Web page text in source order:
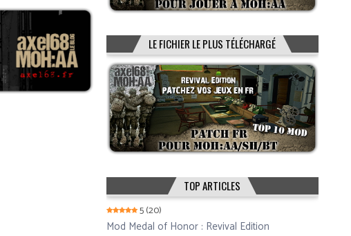
LE FICHIER LE PLUS TÉLÉCHARGÉ
TOP ARTICLES
5(20)
Mod Medal of Honor : Revival Edition